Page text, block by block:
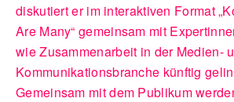
diskutiert er im interaktiven Format
Are Many“ gemeinsam mit
wie Zusammenarbeit in der Medien-
Kommunikationsbranche künftig
Gemeinsam mit dem Publikum